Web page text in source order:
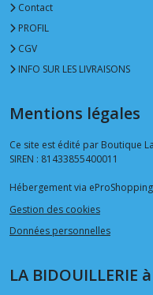
Contact
PROFIL
CGV
INFO SUR LES LIVRAISONS
Mentions légales
Ce site est édité par Boutique
SIREN : 81433855400011
Hébergement via eProShopping
Gestion des cookies
Données personnelles
LA BIDOUILLERIE